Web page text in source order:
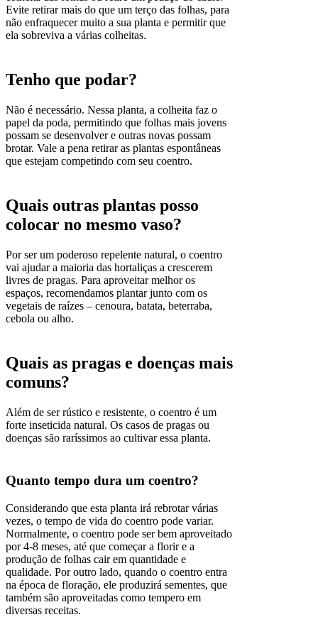
Evite retirar mais do que um terço das folhas, para
não enfraquecer muito a sua planta e permitir que
ela sobreviva a várias colheitas.
Tenho que podar?
Não é necessário. Nessa planta, a colheita faz o
papel da poda, permitindo que folhas mais jovens
possam se desenvolver e outras novas possam
brotar. Vale a pena retirar as plantas espontâneas
que estejam competindo com seu coentro.
Quais outras plantas posso
colocar no mesmo vaso?
Por ser um poderoso repelente natural, o coentro
vai ajudar a maioria das hortaliças a crescerem
livres de pragas. Para aproveitar melhor os
espaços, recomendamos plantar junto com os
vegetais de raízes – cenoura, batata, beterraba,
cebola ou alho.
Quais as pragas e doenças mais
comuns?
Além de ser rústico e resistente, o coentro é um
forte inseticida natural. Os casos de pragas ou
doenças são raríssimos ao cultivar essa planta.
Quanto tempo dura um coentro?
Considerando que esta planta irá rebrotar várias
vezes, o tempo de vida do coentro pode variar.
Normalmente, o coentro pode ser bem aproveitado
por 4-8 meses, até que começar a florir e a
produção de folhas cair em quantidade e
qualidade. Por outro lado, quando o coentro entra
na época de floração, ele produzirá sementes, que
também são aproveitadas como tempero em
diversas receitas.